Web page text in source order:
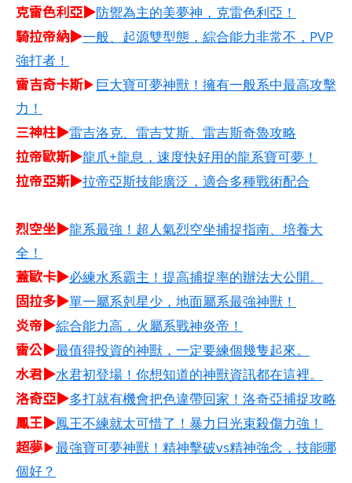
克雷色利亞▶防禦為主的美夢神，克雷色利亞！
騎拉帝納▶一般、起源雙型態，綜合能力非常不，PVP
強打者！
雷吉奇卡斯▶巨大寶可夢神獸！擁有一般系中最高攻擊
力！
三神柱▶雷吉洛克、雷吉艾斯、雷吉斯奇魯攻略
拉帝歐斯▶龍爪+龍息，速度快好用的龍系寶可夢！
拉帝亞斯▶拉帝亞斯技能廣泛，適合多種戰術配合
烈空坐▶龍系最強！超人氣烈空坐捕捉指南、培養大
全！
蓋歐卡▶必練水系霸主！提高捕捉率的辦法大公開。
固拉多▶單一屬系剋星少，地面屬系最強神獸！
炎帝▶綜合能力高，火屬系戰神炎帝！
雷公▶最值得投資的神獸，一定要練個幾隻起來。
水君▶水君初登場！你想知道的神獸資訊都在這裡。
洛奇亞▶多打就有機會把色違帶回家！洛奇亞捕捉攻略
鳳王▶鳳王不練就太可惜了！暴力日光束殺傷力強！
超夢▶最強寶可夢神獸！精神擊破vs精神強念，技能哪
個好？